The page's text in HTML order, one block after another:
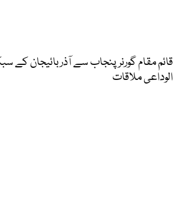
قائم مقام گورنر پنجاب سے آذربائیجان کے
الوداعی ملاقات